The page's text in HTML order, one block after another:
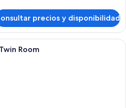
precios y disponibilidad
Habitación de hotel con una cama
Room